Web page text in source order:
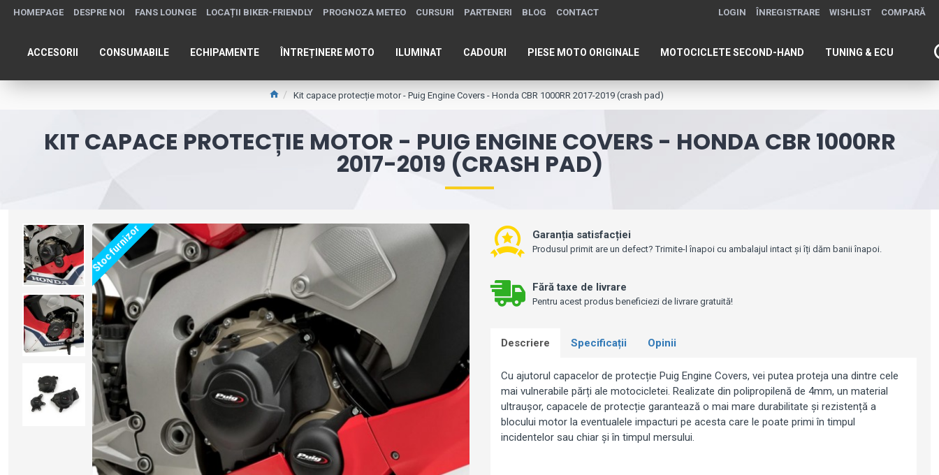
HOMEPAGE DESPRE NOI FANS LOUNGE LOCAȚII BIKER-FRIENDLY PROGNOZA METEO CURSURI PARTENERI BLOG CONTACT LOGIN ÎNREGISTRARE WISHLIST COMPARĂ
ACCESORII CONSUMABILE ECHIPAMENTE ÎNTREȚINERE MOTO ILUMINAT CADOURI PIESE MOTO ORIGINALE MOTOCICLETE SECOND-HAND TUNING & ECU
Kit capace protecție motor - Puig Engine Covers - Honda CBR 1000RR 2017-2019 (crash pad)
KIT CAPACE PROTECȚIE MOTOR - PUIG ENGINE COVERS - HONDA CBR 1000RR
2017-2019 (CRASH PAD)
Stoc furnizor
Fără taxe de livrare
Pentru acest produs beneficiezi de livrare gratuită!
Garanția satisfacției
Produsul primit are un defect? Trimite-l înapoi cu ambalajul intact și îți dăm banii înapoi.
Descriere Specificații Opinii
Cu ajutorul capacelor de protecție Puig Engine Covers, vei putea proteja una dintre cele
mai vulnerabile părți ale motocicletei. Realizate din polipropilenă de 4mm, un material
ultraușor, capacele de protecție garantează o mai mare durabilitate și rezistență a
blocului motor la eventualele impacturi pe acesta care le poate primi în timpul
incidentelor sau chiar și în timpul mersului.